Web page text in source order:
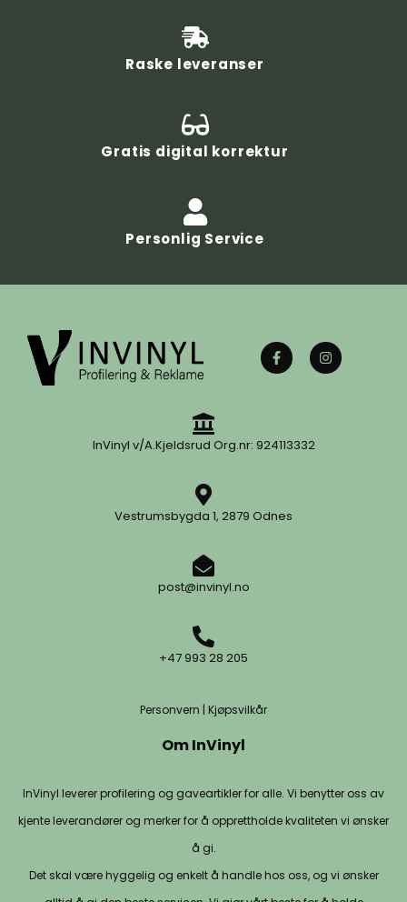
Raske leveranser
Gratis digital korrektur
Personlig Service
InVinyl v/A.Kjeldsrud Org.nr: 924113332
Vestrumsbygda 1, 2879 Odnes
post@invinyl.no
+47 993 28 205
Personvern | Kjøpsvilkår
Om InVinyl
InVinyl leverer profilering og gaveartikler for alle. Vi benytter oss av
kjente leverandører og merker for å opprettholde kvaliteten vi ønsker
å gi.
Det skal være hyggelig og enkelt å handle hos oss, og vi ønsker